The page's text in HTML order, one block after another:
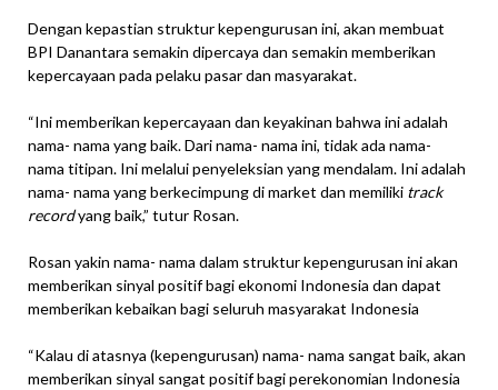
Dengan kepastian struktur kepengurusan ini, akan membuat
BPI Danantara semakin dipercaya dan semakin memberikan
kepercayaan pada pelaku pasar dan masyarakat.
“Ini memberikan kepercayaan dan keyakinan bahwa ini adalah
nama- nama yang baik. Dari nama- nama ini, tidak ada nama-
nama titipan. Ini melalui penyeleksian yang mendalam. Ini adalah
nama- nama yang berkecimpung di market dan memiliki track
recordyang baik,” tutur Rosan.
Rosan yakin nama- nama dalam struktur kepengurusan ini akan
memberikan sinyal positif bagi ekonomi Indonesia dan dapat
memberikan kebaikan bagi seluruh masyarakat Indonesia
“Kalau di atasnya (kepengurusan) nama- nama sangat baik, akan
memberikan sinyal sangat positif bagi perekonomian Indonesia